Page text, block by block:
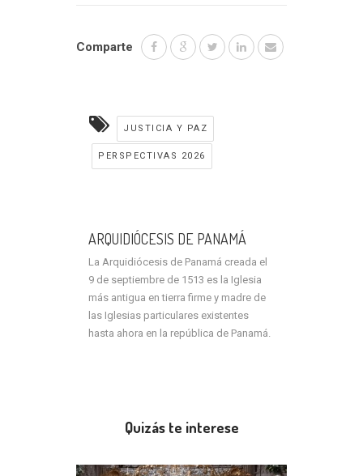
Comparte
JUSTICIA Y PAZ
PERSPECTIVAS 2026
ARQUIDIÓCESIS DE PANAMÁ
La Arquidiócesis de Panamá creada el
9 de septiembre de 1513 es la Iglesia
más antigua en tierra firme y madre de
las Iglesias particulares existentes
hasta ahora en la república de Panamá.
Quizás te interese